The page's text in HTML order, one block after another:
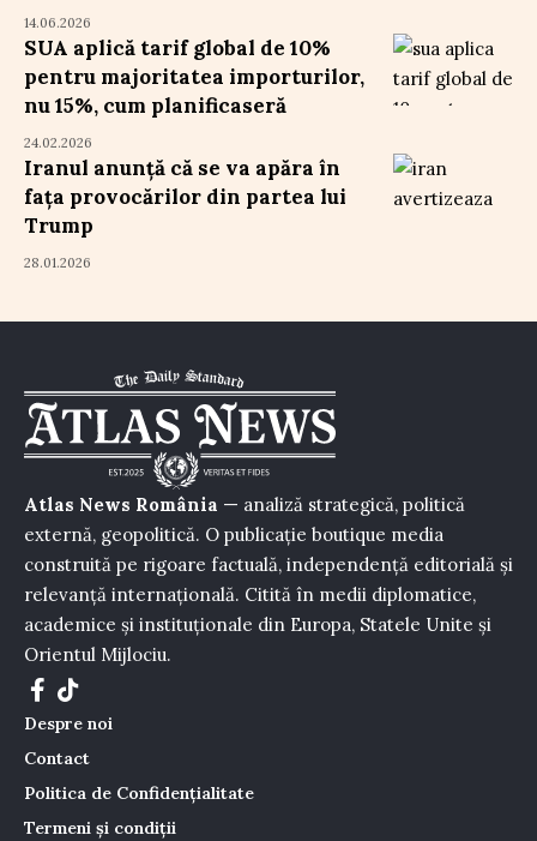
14.06.2026
SUA aplică tarif global de 10%
pentru majoritatea importurilor,
nu 15%, cum planificaseră
24.02.2026
Iranul anunță că se va apăra în
fața provocărilor din partea lui
Trump
28.01.2026
Atlas News România — analiză strategică, politică
externă, geopolitică. O publicație boutique media
construită pe rigoare factuală, independență editorială și
relevanță internațională. Citită în medii diplomatice,
academice și instituționale din Europa, Statele Unite și
Orientul Mijlociu.
Despre noi
Contact
Politica de Confidențialitate
Termeni și condiții